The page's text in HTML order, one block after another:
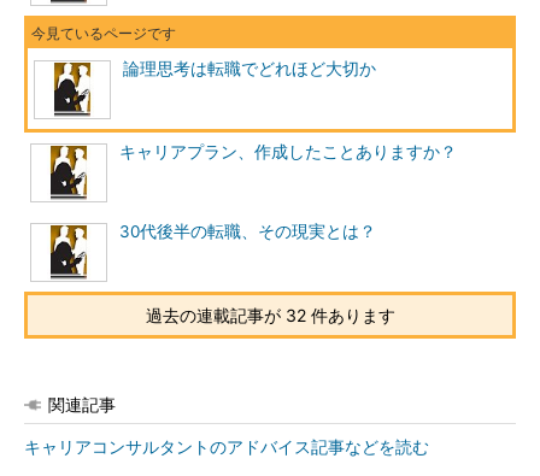
論理思考は転職でどれほど大切か
キャリアプラン、作成したことありますか？
30代後半の転職、その現実とは？
過去の連載記事が 32 件あります
関連記事
キャリアコンサルタントのアドバイス記事などを読む